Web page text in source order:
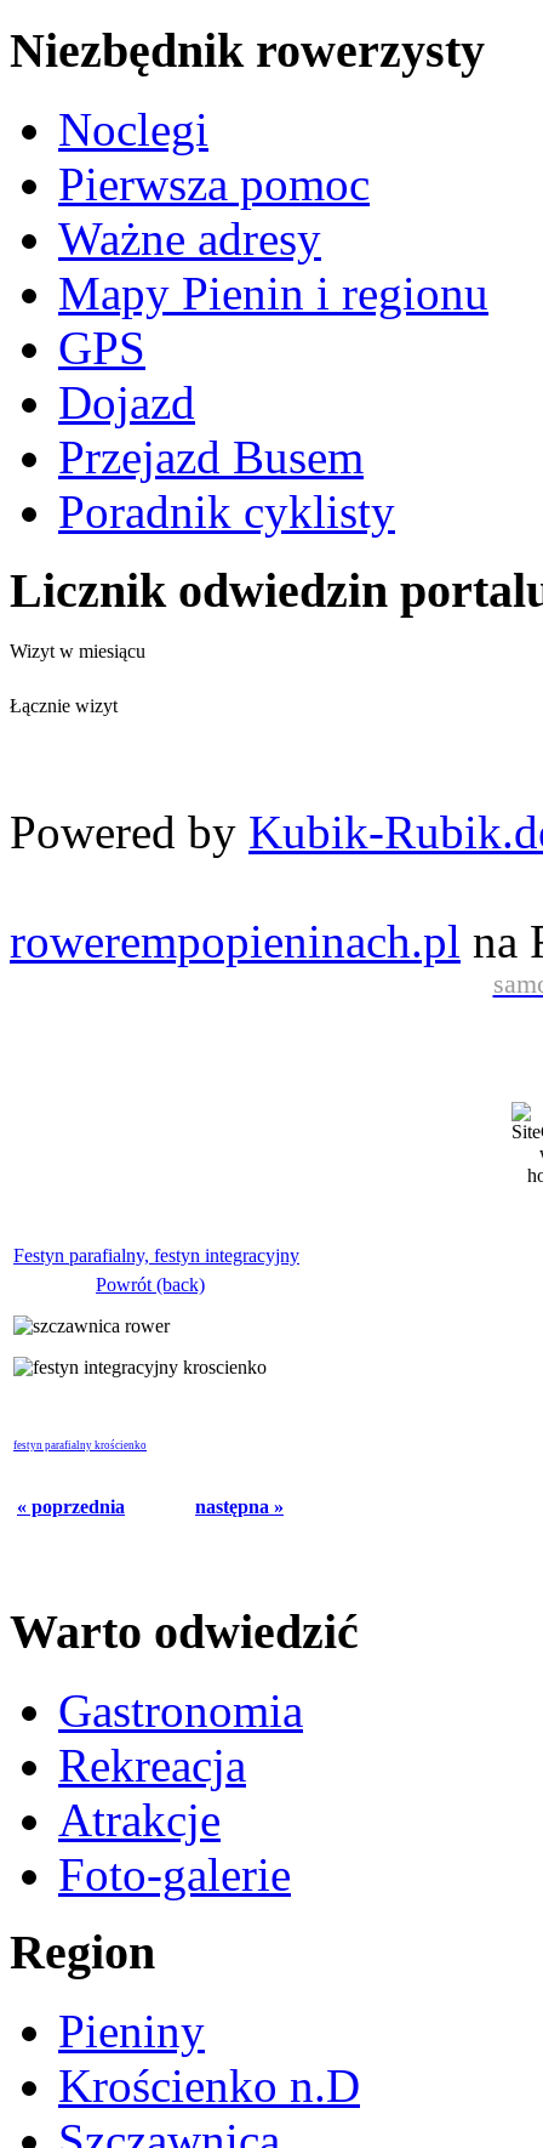
Niezbędnik rowerzysty
Noclegi
Pierwsza pomoc
Ważne adresy
Mapy Pienin i regionu
GPS
Dojazd
Przejazd Busem
Poradnik cyklisty
Licznik odwiedzin
Wizyt w miesiącu
Łącznie wizyt
Powered by Kubik-
rowerempopieninach.pl na
Festyn parafialny, festyn integracyjny
Powrót (back)
festyn parafialny krościenko
« poprzednia następna »
Warto odwiedzić
Gastronomia
Rekreacja
Atrakcje
Foto-galerie
Region
Pieniny
Krościenko n.D